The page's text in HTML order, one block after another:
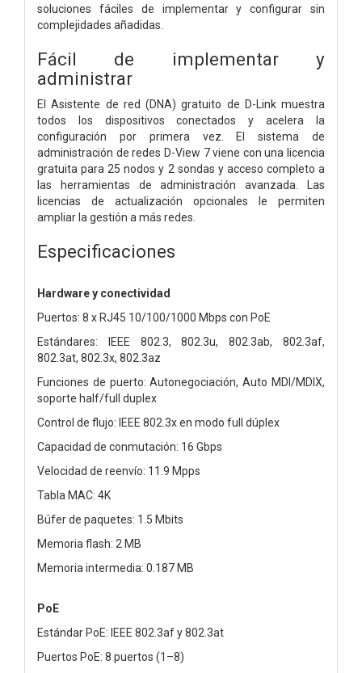
soluciones fáciles de implementar y configurar sin
complejidades añadidas.
Fácil de implementar y
administrar
El Asistente de red (DNA) gratuito de D-Link muestra
todos los dispositivos conectados y acelera la
configuración por primera vez. El sistema de
administración de redes D-View 7 viene con una licencia
gratuita para 25 nodos y 2 sondas y acceso completo a
las herramientas de administración avanzada. Las
licencias de actualización opcionales le permiten
ampliar la gestión a más redes.
Especificaciones
Hardware y conectividad
Puertos: 8 x RJ45 10/100/1000 Mbps con PoE
Estándares: IEEE 802.3, 802.3u, 802.3ab, 802.3af,
802.3at, 802.3x, 802.3az
Funciones de puerto: Autonegociación, Auto MDI/MDIX,
soporte half/full duplex
Control de flujo: IEEE 802.3x en modo full dúplex
Capacidad de conmutación: 16 Gbps
Velocidad de reenvío: 11.9 Mpps
Tabla MAC: 4K
Búfer de paquetes: 1.5 Mbits
Memoria flash: 2 MB
Memoria intermedia: 0.187 MB
PoE
Estándar PoE: IEEE 802.3af y 802.3at
Puertos PoE: 8 puertos (1–8)